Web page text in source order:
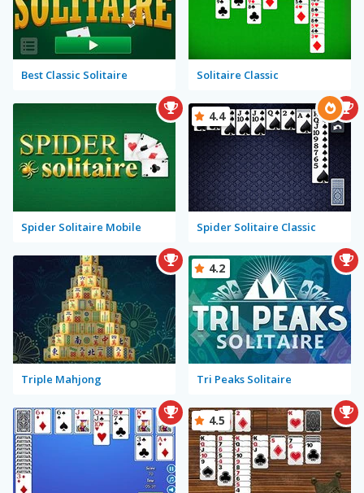
Best Classic Solitaire Solitaire Classic
Spider Solitaire Mobile Spider Solitaire Classic
4.4
Triple Mahjong Tri Peaks Solitaire
4.2
4.5